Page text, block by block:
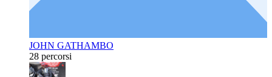
JOHN GATHAMBO
28 percorsi